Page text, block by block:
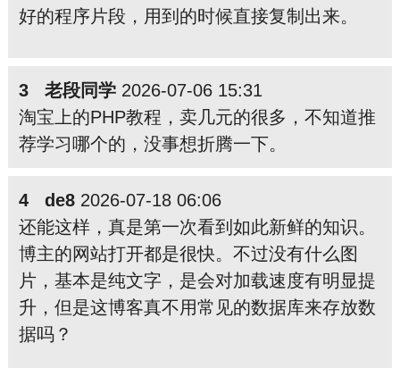
好的程序片段，用到的时候直接复制出来。
3 老段同学2026-07-06 15:31
淘宝上的PHP教程，卖几元的很多，不知道推
荐学习哪个的，没事想折腾一下。
4 de82026-07-18 06:06
还能这样，真是第一次看到如此新鲜的知识。
博主的网站打开都是很快。不过没有什么图
片，基本是纯文字，是会对加载速度有明显提
升，但是这博客真不用常见的数据库来存放数
据吗？